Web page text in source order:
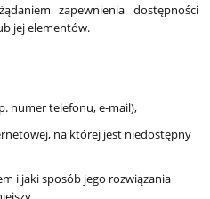
zapewnienia dostępności
jej elementów.
numer telefonu, e-mail),
na której jest niedostępny
i jaki sposób jego rozwiązania